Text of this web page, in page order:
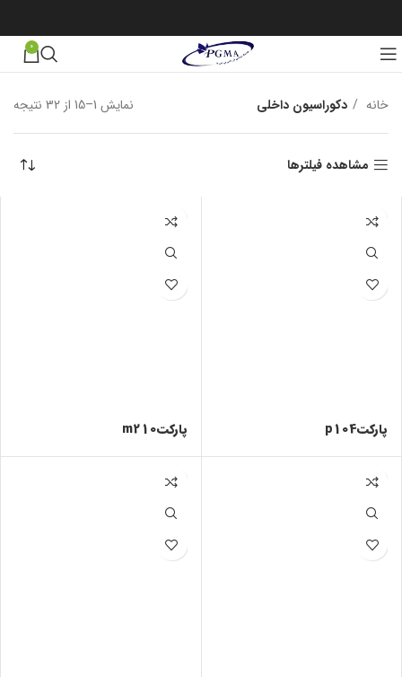
0
خانه دکوراسیون داخلی نمایش 1–15 از 32 نتیجه
مشاهده فیلترها
پارکتp104 پارکتm210